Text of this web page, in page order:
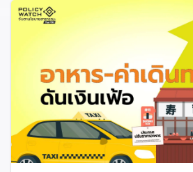
สอบวินัยและคดีอาญาผู้เกี่ยวข้องกับข
คน